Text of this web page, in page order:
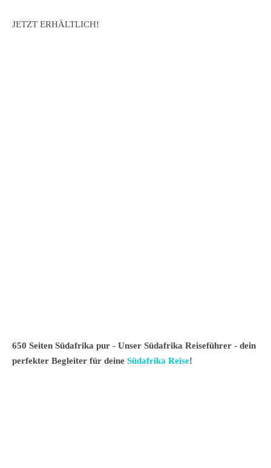
JETZT ERHÄLTLICH!
650 Seiten Südafrika pur - Unser Südafrika Reiseführer - dein
perfekter Begleiter für deine Südafrika Reise!